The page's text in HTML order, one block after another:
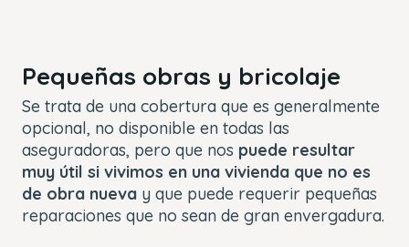
Pequeñas obras y bricolaje
Se trata de una cobertura que es generalmente
opcional, no disponible en todas las
aseguradoras, pero que nos puede resultar
muy útil si vivimos en una vivienda que no es
de obra nueva y que puede requerir pequeñas
reparaciones que no sean de gran envergadura.